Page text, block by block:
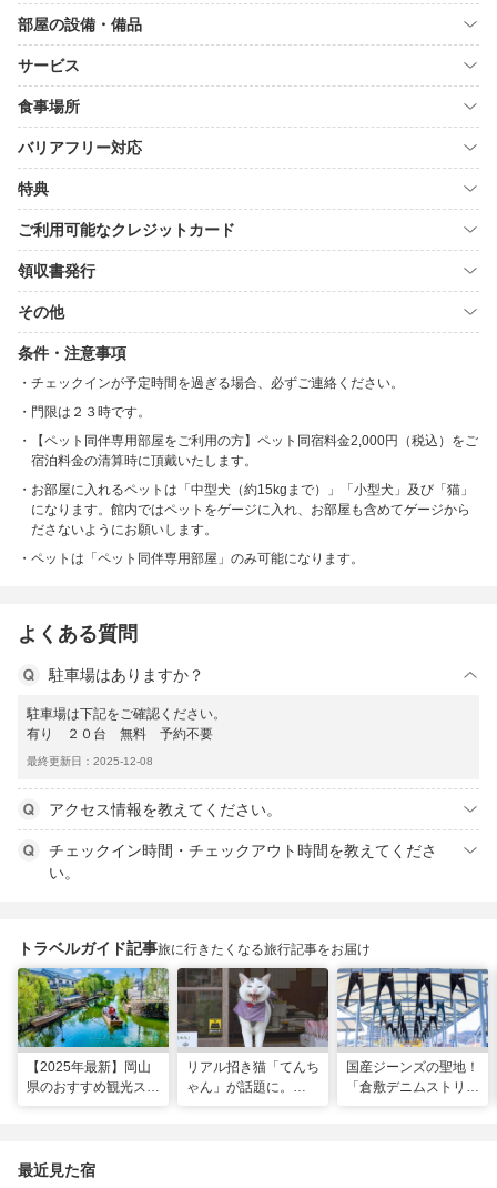
部屋の設備・備品
サービス
食事場所
バリアフリー対応
特典
ご利用可能なクレジットカード
領収書発行
その他
条件・注意事項
チェックインが予定時間を過ぎる場合、必ずご連絡ください。
門限は２３時です。
【ペット同伴専用部屋をご利用の方】ペット同宿料金2,000円（税込）をご
宿泊料金の清算時に頂戴いたします。
お部屋に入れるペットは「中型犬（約15kgまで）」「小型犬」及び「猫」
になります。館内ではペットをゲージに入れ、お部屋も含めてゲージから
ださないようにお願いします。
ペットは「ペット同伴専用部屋」のみ可能になります。
よくある質問
駐車場はありますか？
駐車場は下記をご確認ください。
有り ２０台 無料 予約不要
最終更新日：2025-12-08
アクセス情報を教えてください。
チェックイン時間・チェックアウト時間を教えてくださ
い。
トラベルガイド記事旅に行きたくなる旅行記事をお届け
【2025年最新】岡山
県のおすすめ観光スポ
リアル招き猫「てんち
ゃん」が話題に。
国産ジーンズの聖地！
「倉敷デニムストリー
最近見た宿